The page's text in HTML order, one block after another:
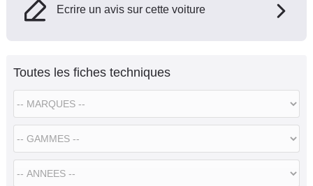
Ecrire un avis sur cette voiture
Toutes les fiches techniques